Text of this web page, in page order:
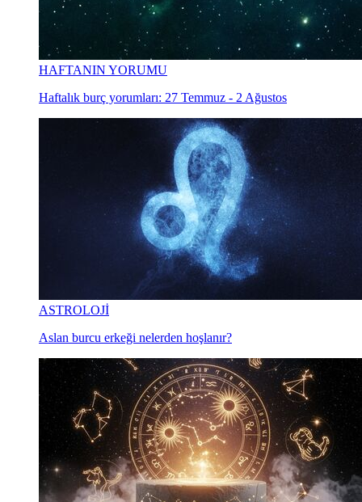
HAFTANIN YORUMU
Haftalık burç yorumları: 27 Temmuz - 2 Ağustos
ASTROLOJİ
Aslan burcu erkeği nelerden hoşlanır?